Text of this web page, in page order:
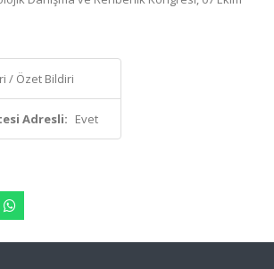
/ Özet Bildiri
Adresli: Evet